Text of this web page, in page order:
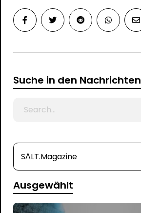
Suche in den Nachrichten
SΛLT.Magazine
Ausgewählt